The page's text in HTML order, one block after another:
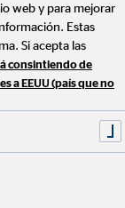
de los
de los
a realizar
objeto de
los contenidos
web y para mejorar
Estas
Si acepta las
consintiendo de
a EEUU (país que no